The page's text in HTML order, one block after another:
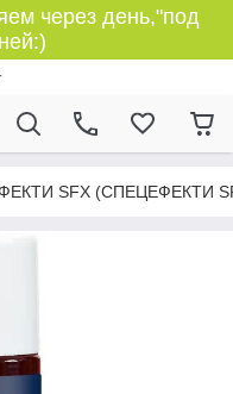
через день,"под
SFX (СПЕЦЕФЕКТИ